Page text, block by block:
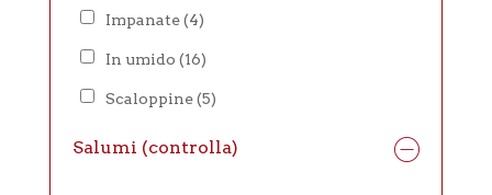
Impanate (4)
In umido (16)
Scaloppine (5)
Salumi (controlla)